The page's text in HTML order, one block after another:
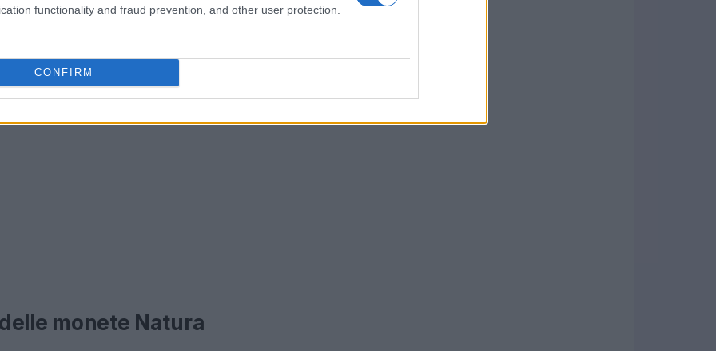
functionality and fraud prevention, and other user protection.
CONFIRM
monete Natura